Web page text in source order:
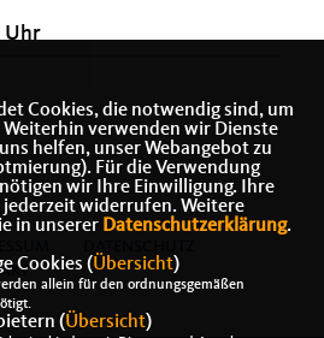
Uhr
Cookies, die notwendig sind, um
Weiterhin verwenden wir Dienste
helfen, unser Webangebot zu
Für die Verwendung
wir Ihre Einwilligung. Ihre
jederzeit widerrufen. Weitere
in unserer Datenschutzerklärung.
Cookies (Übersicht)
allein für den ordnungsgemäßen
(Übersicht)